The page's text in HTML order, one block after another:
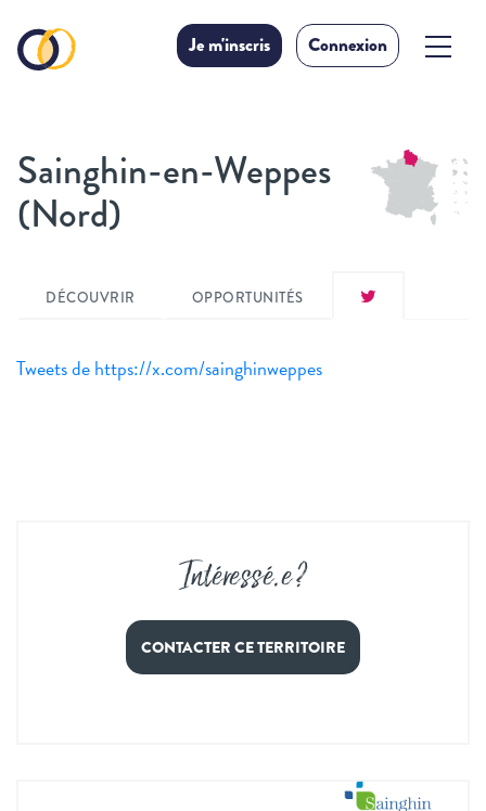
Je m'inscris Connexion
Sainghin-en-Weppes
(Nord)
DÉCOUVRIR OPPORTUNITÉS
Tweets de https://x.com/sainghinweppes
Intéressé.e ?
CONTACTER CE TERRITOIRE